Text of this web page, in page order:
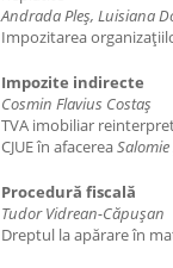
Andrada Pleş, Luisiana
Impozitarea
Impozite indirecte
Cosmin Flavius Costaş
TVA imobiliar
CJUE în afacerea
Procedură fiscală
Tudor Vidrean-Căpuşan
Dreptul la apărare în